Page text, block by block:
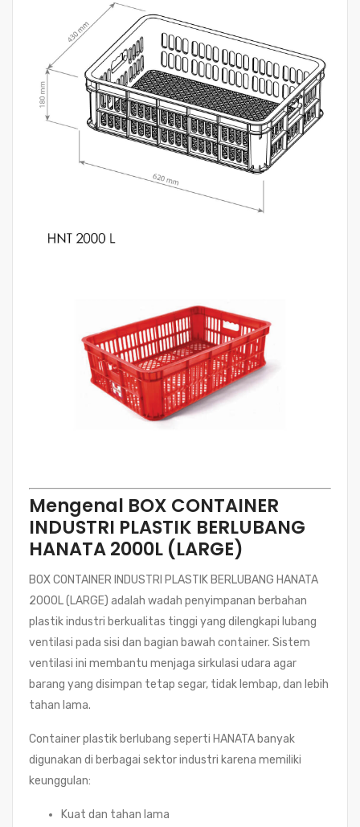
Mengenal BOX CONTAINER
INDUSTRI PLASTIK BERLUBANG
HANATA 2000L (LARGE)
BOX CONTAINER INDUSTRI PLASTIK BERLUBANG HANATA
2000L (LARGE) adalah wadah penyimpanan berbahan
plastik industri berkualitas tinggi yang dilengkapi lubang
ventilasi pada sisi dan bagian bawah container. Sistem
ventilasi ini membantu menjaga sirkulasi udara agar
barang yang disimpan tetap segar, tidak lembap, dan lebih
tahan lama.
Container plastik berlubang seperti HANATA banyak
digunakan di berbagai sektor industri karena memiliki
keunggulan:
Kuat dan tahan lama